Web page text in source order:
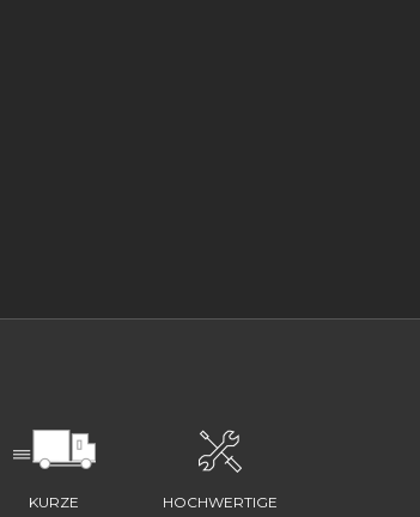
KURZE
HOCHWERTIGE